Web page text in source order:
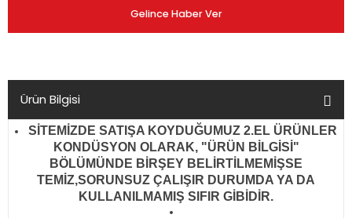
Gelince Haber Ver
Ürün Bilgisi
SİTEMİZDE SATIŞA KOYDUĞUMUZ 2.EL ÜRÜNLER
KONDÜSYON OLARAK, "ÜRÜN BİLGİSİ"
BÖLÜMÜNDE BİRŞEY BELİRTİLMEMİŞSE
TEMİZ,SORUNSUZ ÇALIŞIR DURUMDA YA DA
KULLANILMAMIŞ SIFIR GİBİDİR.